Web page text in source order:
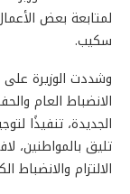
لمتابعة بعض
سكيب.
وشددت الوزيرة
الانضباط العام
الجديدة، تنفيذًا
تليق بالمواطنين،
الالتزام